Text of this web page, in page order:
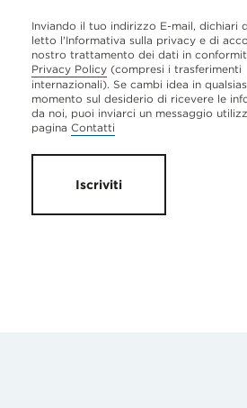
Inviando il tuo indirizzo E-mail, dichiari
letto l'Informativa sulla privacy e di
nostro trattamento dei dati in
Privacy Policy (compresi i trasferimenti
internazionali). Se cambi idea in
momento sul desiderio di ricevere le
da noi, puoi inviarci un messaggio
pagina Contatti
Iscriviti